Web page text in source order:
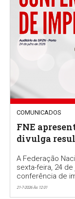
COMUNICADOS
FNE
divulga
A Federação
sexta-feira, 24 de
conferência de
21-7-2026 Às 12:01